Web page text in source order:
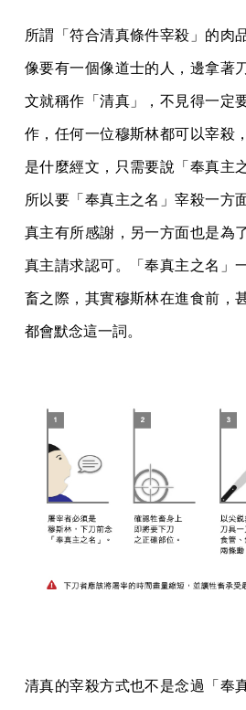
所謂「符合清真條件宰殺」的肉
像要有一個像道士的人，邊拿著
文就稱作「清真」，不見得一定
作，任何一位穆斯林都可以宰殺
是什麼經文，只需要說「奉真主
所以要「奉真主之名」宰殺一方
真主有所感謝，另一方面也是為
真主請求認可。「奉真主之名」
畜之際，其實穆斯林在進食前，
都會默念這一詞。
清真的宰殺方式也不是念過「奉